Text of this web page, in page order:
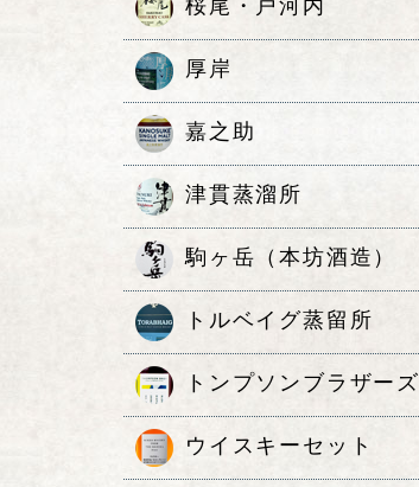
桜尾・戸河内
厚岸
嘉之助
津貫蒸溜所
駒ヶ岳（本坊酒造）
トルベイグ蒸留所
トンプソンブラザーズ
ウイスキーセット